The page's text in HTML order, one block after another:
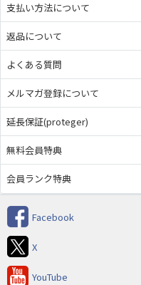
支払い方法について
返品について
よくある質問
メルマガ登録について
延長保証(proteger)
無料会員特典
会員ランク特典
Facebook
X
YouTube